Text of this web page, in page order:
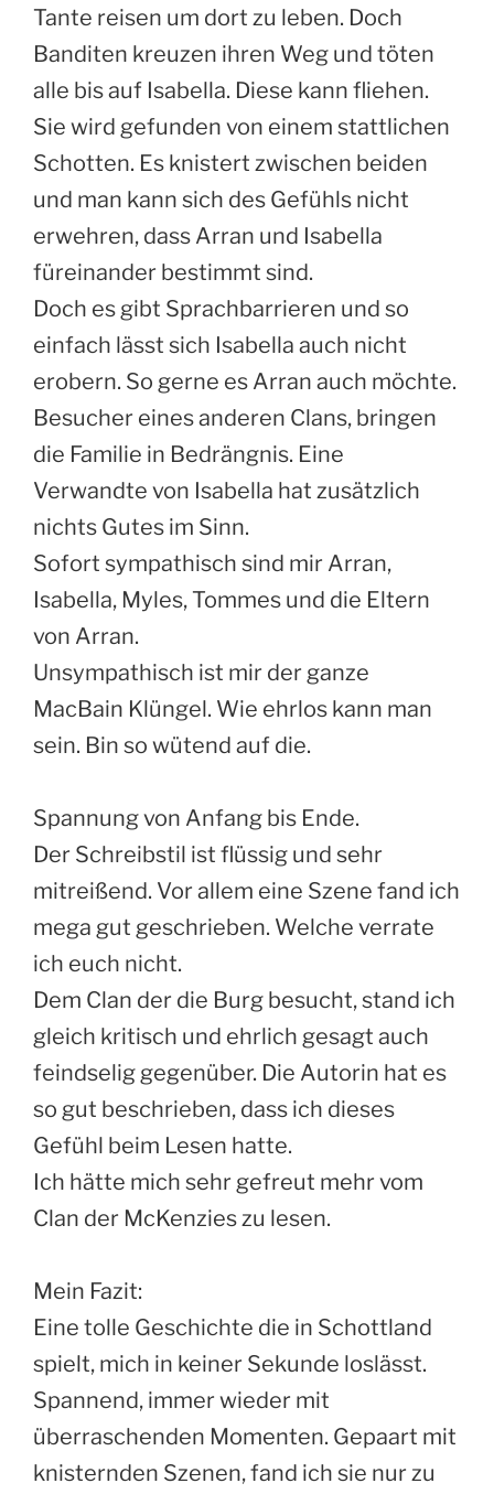
Tante reisen um dort zu leben. Doch
Banditen kreuzen ihren Weg und töten
alle bis auf Isabella. Diese kann fliehen.
Sie wird gefunden von einem stattlichen
Schotten. Es knistert zwischen beiden
und man kann sich des Gefühls nicht
erwehren, dass Arran und Isabella
füreinander bestimmt sind.
Doch es gibt Sprachbarrieren und so
einfach lässt sich Isabella auch nicht
erobern. So gerne es Arran auch möchte.
Besucher eines anderen Clans, bringen
die Familie in Bedrängnis. Eine
Verwandte von Isabella hat zusätzlich
nichts Gutes im Sinn.
Sofort sympathisch sind mir Arran,
Isabella, Myles, Tommes und die Eltern
von Arran.
Unsympathisch ist mir der ganze
MacBain Klüngel. Wie ehrlos kann man
sein. Bin so wütend auf die.
Spannung von Anfang bis Ende.
Der Schreibstil ist flüssig und sehr
mitreißend. Vor allem eine Szene fand ich
mega gut geschrieben. Welche verrate
ich euch nicht.
Dem Clan der die Burg besucht, stand ich
gleich kritisch und ehrlich gesagt auch
feindselig gegenüber. Die Autorin hat es
so gut beschrieben, dass ich dieses
Gefühl beim Lesen hatte.
Ich hätte mich sehr gefreut mehr vom
Clan der McKenzies zu lesen.
Mein Fazit:
Eine tolle Geschichte die in Schottland
spielt, mich in keiner Sekunde loslässt.
Spannend, immer wieder mit
überraschenden Momenten. Gepaart mit
knisternden Szenen, fand ich sie nur zu